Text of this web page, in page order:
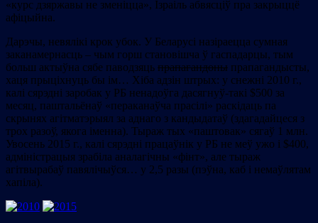
«курс дзяржавы не зменіцца», Ізраіль абвясціў пра закрыццё
афіцыйна.
Дарэчы, невялікі крок убок. У Беларусі назіраецца сумная
заканамернасць – чым горш становішча ў гаспадарцы, тым
больш актыўна сябе паводзяць прапагандоны прапагандысты,
хаця прыціхнуць бы ім… Хіба адзін штрых: у снежні 2010 г.,
калі cярэдні заробак у РБ ненадоўга дасягнуў-такі $500 за
месяц, паштальёнаў «пераканаўча прасілі» раскідаць па
скрынях агітматэрыял за аднаго з кандыдатаў (здагадайцеся з
трох разоў, якога іменна). Тыраж тых «паштовак» сягаў 1 млн.
Увосень 2015 г., калі сярэдні працаўнік у РБ не меў ужо і $400,
адміністрацыя зрабіла аналагічны «фінт», але тыраж
агітвырабаў павялічыўся… у 2,5 разы (пэўна, каб і немаўлятам
хапіла).